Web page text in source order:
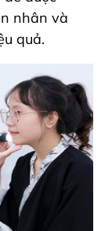
nhân và
quả.